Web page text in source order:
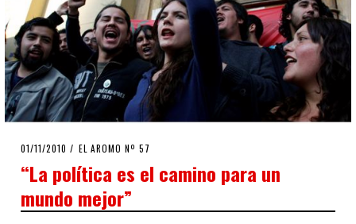
POSTED
01/11/2010 08/08/2020
EL AROMO Nº 57
“La política es el camino para un
mundo mejor”